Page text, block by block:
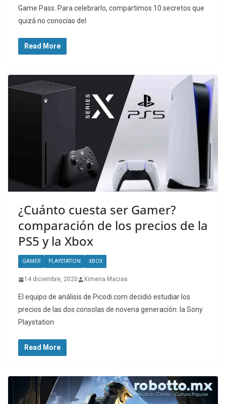
Game Pass. Para celebrarlo, compartimos 10 secretos que
quizá no conocías del
Read More
¿Cuánto cuesta ser Gamer?
comparación de los precios de la
PS5 y la Xbox
GAMER PLAYSTATION XBOX
14 diciembre, 2020 Ximena Macias
El equipo de análisis de Picodi.com decidió estudiar los
precios de las dos consolas de novena generación: la Sony
Playstation
Read More